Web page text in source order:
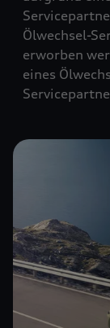
Ölwechsel-
erworben
eines